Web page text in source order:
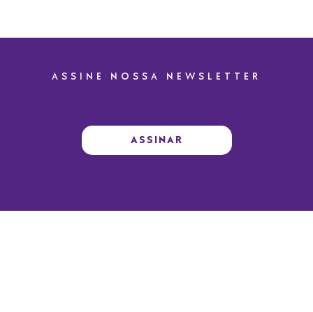
ASSINE NOSSA NEWSLETTER
ASSINAR